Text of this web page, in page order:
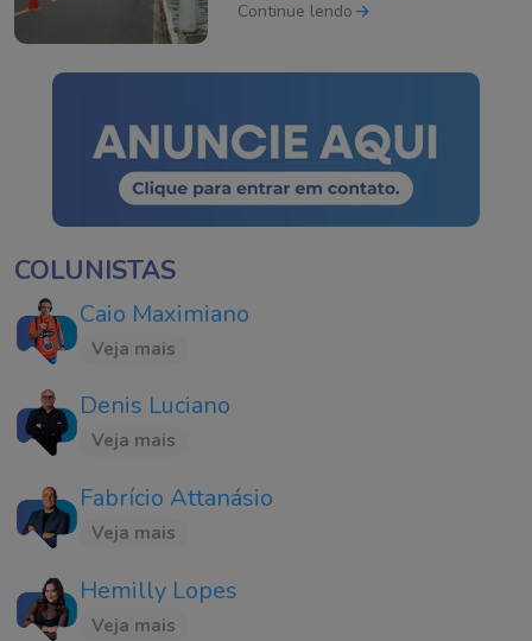
Continue lendo
COLUNISTAS
Caio Maximiano
Veja mais
Denis Luciano
Veja mais
Fabrício Attanásio
Veja mais
Hemilly Lopes
Veja mais